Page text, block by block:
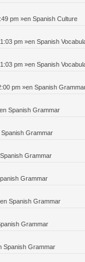
pm »en Spanish Culture
pm »en Spanish
pm »en Spanish
pm »en Spanish
Spanish Grammar
Spanish Grammar
Spanish Grammar
Grammar
Spanish Grammar
Grammar
Spanish Grammar